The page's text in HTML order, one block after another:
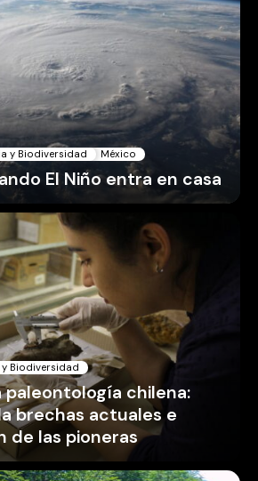
y Biodiversidad México
El Niño entra en casa
y Biodiversidad
paleontología chilena:
brechas actuales e
de las pioneras